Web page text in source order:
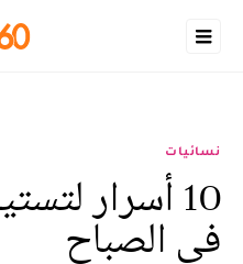
نسائيات
10 أسرار
في الصباح